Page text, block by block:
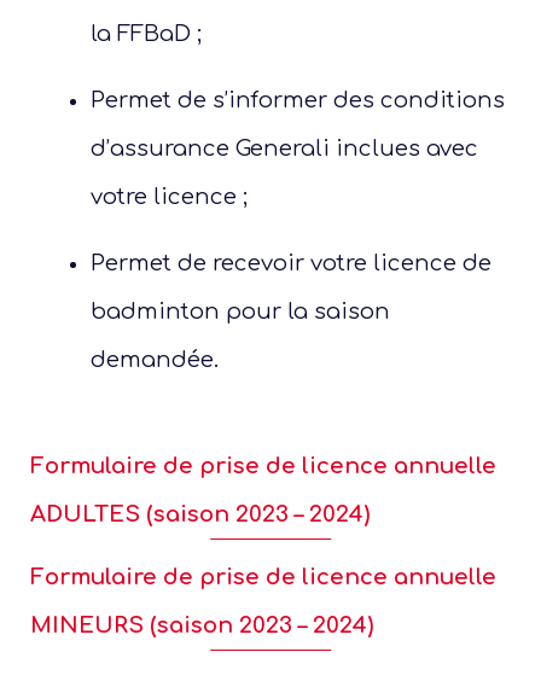
la FFBaD ;
Permet de s’informer des conditions
d’assurance Generali inclues avec
votre licence ;
Permet de recevoir votre licence de
badminton pour la saison
demandée.
Formulaire de prise de licence annuelle
ADULTES (saison 2023 – 2024)
Formulaire de prise de licence annuelle
MINEURS (saison 2023 – 2024)